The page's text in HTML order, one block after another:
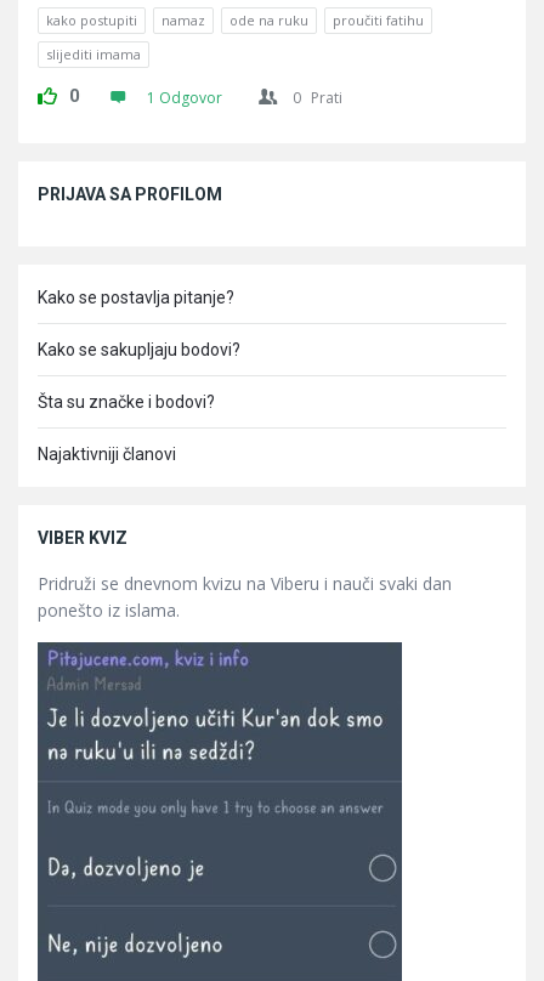
kako postupiti namaz ode na ruku
proučiti fatihu
slijediti imama
0 1 Odgovor 0 Prati
PRIJAVA SA PROFILOM
Kako se postavlja pitanje?
Kako se sakupljaju bodovi?
Šta su značke i bodovi?
Najaktivniji članovi
VIBER KVIZ
Pridruži se dnevnom kvizu na Viberu i nauči svaki dan
ponešto iz islama.